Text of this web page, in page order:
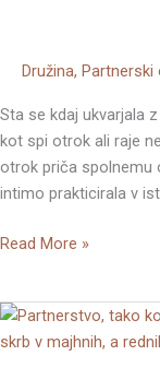
Družina, Partnerski
Sta se kdaj ukvarjala
kot spi otrok ali raje
otrok priča spolnemu
intimo prakticirala v
Read More »
Ali
negujeta